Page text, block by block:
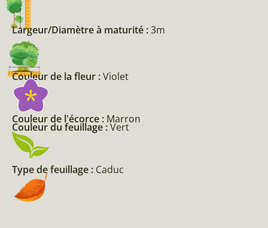
Largeur/Diamètre à maturité :3m
Couleur de la fleur :Violet
Couleur de l'écorce : Marron
Couleur du feuillage :Vert
Type de feuillage : Caduc